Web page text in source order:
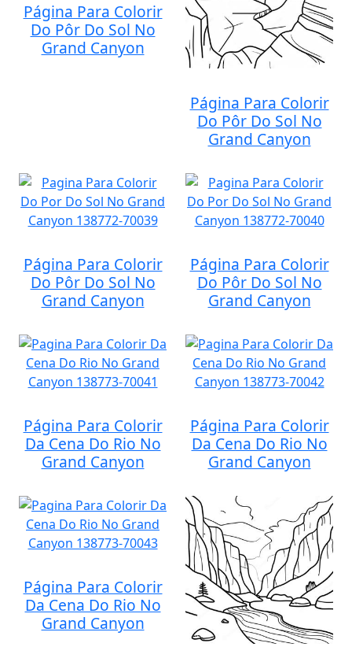
Página Para Colorir
Do Pôr Do Sol No
Grand Canyon
Página Para Colorir
Do Pôr Do Sol No
Grand Canyon
Página Para Colorir
Do Pôr Do Sol No
Grand Canyon
Página Para Colorir
Do Pôr Do Sol No
Grand Canyon
Página Para Colorir
Da Cena Do Rio No
Grand Canyon
Página Para Colorir
Da Cena Do Rio No
Grand Canyon
Página Para Colorir
Da Cena Do Rio No
Grand Canyon